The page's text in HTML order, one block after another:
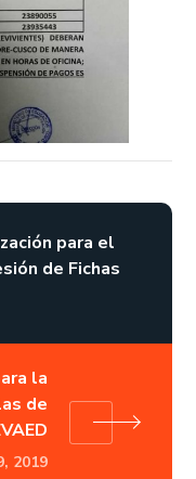
para el
de Fichas
la
de
2019